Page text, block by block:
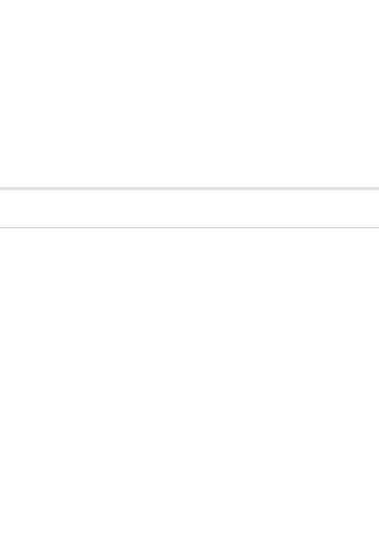
1 338 m², elle offre un cadre de vie